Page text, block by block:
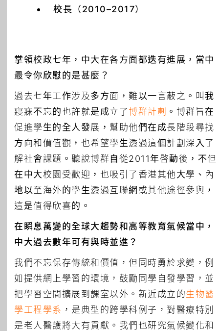
校長（2010–2017）
掌領校政七年，中大在各方面都迭有進展，當中
最令你欣慰的是甚麼？
過去七年工作涉及多方面，難以一言蔽之。叫我
寢寐不忘的也許就是成立了博群計劃 。博群旨在
促進學生的全人發展，幫助他們在成長階段尋找
方向和價值觀，也希望學生透過這個計劃深入了
解社會課題。聽說博群自從2011年啓動後，不但
在中大校園受歡迎，也吸引了香港其他大學、內
地以至海外的學生透過互聯網或其他途徑參與，
這是值得欣喜的。
在瞬息萬變的全球大趨勢和高等教育氣候當中，
中大過去數年可有與時並進？
我們不忘保存傳統和價值，但同時勇於求變，例
如提供網上學習的環境，鼓勵同學自發學習，並
把學習空間擴展到課室以外。新近成立的生物醫
學工程學系 ，是典型的跨學科例子，對醫療特別
是老人醫護將大有貢獻。我們也研究氣候變化和